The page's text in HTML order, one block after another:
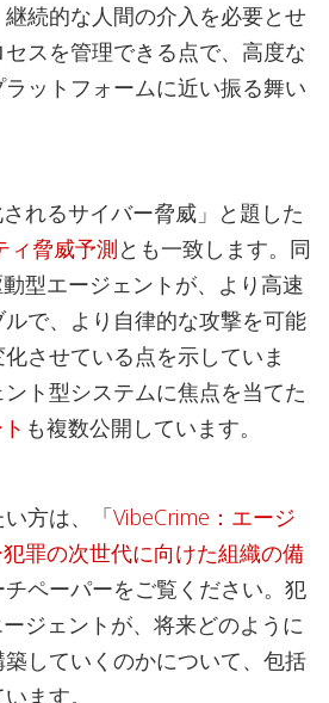
続的な人間の介入を必要とせ
スを管理できる点で、高度な
ットフォームに近い振る舞い
れるサイバー脅威」と題した
ィ脅威予測とも一致します。同
型エージェントが、より高速
で、より自律的な攻撃を可能
させている点を示していま
ト型システムに焦点を当てた
も複数公開しています。
方は、「VibeCrime：エージ
罪の次世代に向けた組織の備
チペーパーをご覧ください。犯
ジェントが、将来どのように
していくのかについて、包括
ます。